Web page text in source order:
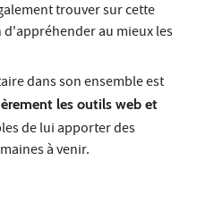
trouver sur cette
d'appréhender au mieux les
dans son ensemble est
les outils web et
de lui apporter des
à venir.